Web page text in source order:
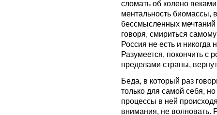
сломать об колено
ментальность биомассы,
бессмысленных
говоря, смириться
Россия не есть и никогда
Разумеется, покончить с
пределами страны,
Беда, в который раз
только для самой себя,
процессы в ней
внимания, не волновать.